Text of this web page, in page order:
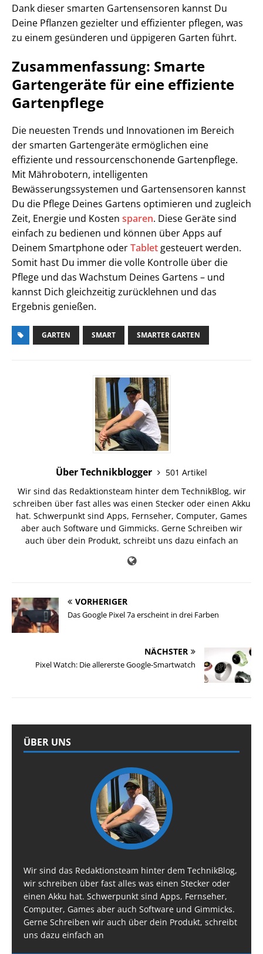
Dank dieser smarten Gartensensoren kannst Du
Deine Pflanzen gezielter und effizienter pflegen, was
zu einem gesünderen und üppigeren Garten führt.
Zusammenfassung: Smarte
Gartengeräte für eine effiziente
Gartenpflege
Die neuesten Trends und Innovationen im Bereich
der smarten Gartengeräte ermöglichen eine
effiziente und ressourcenschonende Gartenpflege.
Mit Mährobotern, intelligenten
Bewässerungssystemen und Gartensensoren kannst
Du die Pflege Deines Gartens optimieren und zugleich
Zeit, Energie und Kosten sparen. Diese Geräte sind
einfach zu bedienen und können über Apps auf
Deinem Smartphone oderTablet gesteuert werden.
Somit hast Du immer die volle Kontrolle über die
Pflege und das Wachstum Deines Gartens – und
kannst Dich gleichzeitig zurücklehnen und das
Ergebnis genießen.
GARTEN SMART SMARTER GARTEN
Über Technikblogger
501 Artikel
Wir sind das Redaktionsteam hinter dem TechnikBlog, wir
schreiben über fast alles was einen Stecker oder einen Akku
hat. Schwerpunkt sind Apps, Fernseher, Computer, Games
aber auch Software und Gimmicks. Gerne Schreiben wir
auch über dein Produkt, schreibt uns dazu einfach an
VORHERIGER
Das Google Pixel 7a erscheint in drei Farben
NÄCHSTER
Pixel Watch: Die allererste Google-Smartwatch
ÜBER UNS
Wir sind das Redaktionsteam hinter dem TechnikBlog,
wir schreiben über fast alles was einen Stecker oder
einen Akku hat. Schwerpunkt sind Apps, Fernseher,
Computer, Games aber auch Software und Gimmicks.
Gerne Schreiben wir auch über dein Produkt, schreibt
uns dazu einfach an